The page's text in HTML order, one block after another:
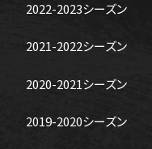
2022-2023シーズン
2021-2022シーズン
2020-2021シーズン
2019-2020シーズン